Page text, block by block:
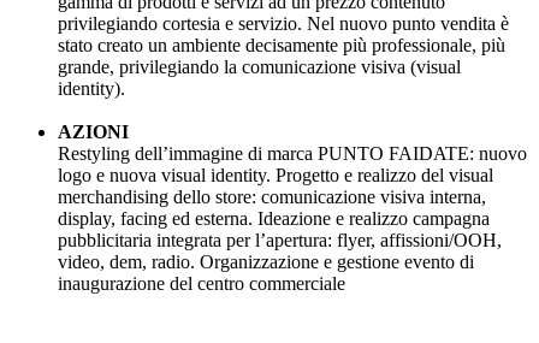
privilegiando cortesia e servizio. Nel nuovo punto vendita è
stato creato un ambiente decisamente più professionale, più
grande, privilegiando la comunicazione visiva (visual
identity).
AZIONI
Restyling dell’immagine di marca PUNTO FAIDATE: nuovo
logo e nuova visual identity. Progetto e realizzo del visual
merchandising dello store: comunicazione visiva interna,
display, facing ed esterna. Ideazione e realizzo campagna
pubblicitaria integrata per l’apertura: flyer, affissioni/OOH,
video, dem, radio. Organizzazione e gestione evento di
inaugurazione del centro commerciale